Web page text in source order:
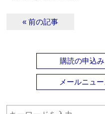
« 前の記事
購読の申込
メールニュ